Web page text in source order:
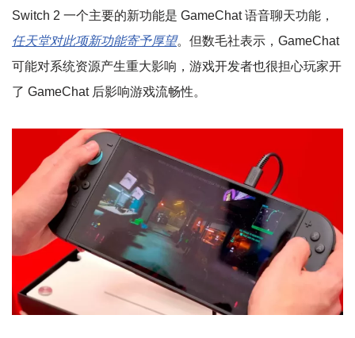
Switch 2 一个主要的新功能是 GameChat 语音聊天功能，
任天堂对此项新功能寄予厚望。但数毛社表示，GameChat
可能对系统资源产生重大影响，游戏开发者也很担心玩家开
了 GameChat 后影响游戏流畅性。